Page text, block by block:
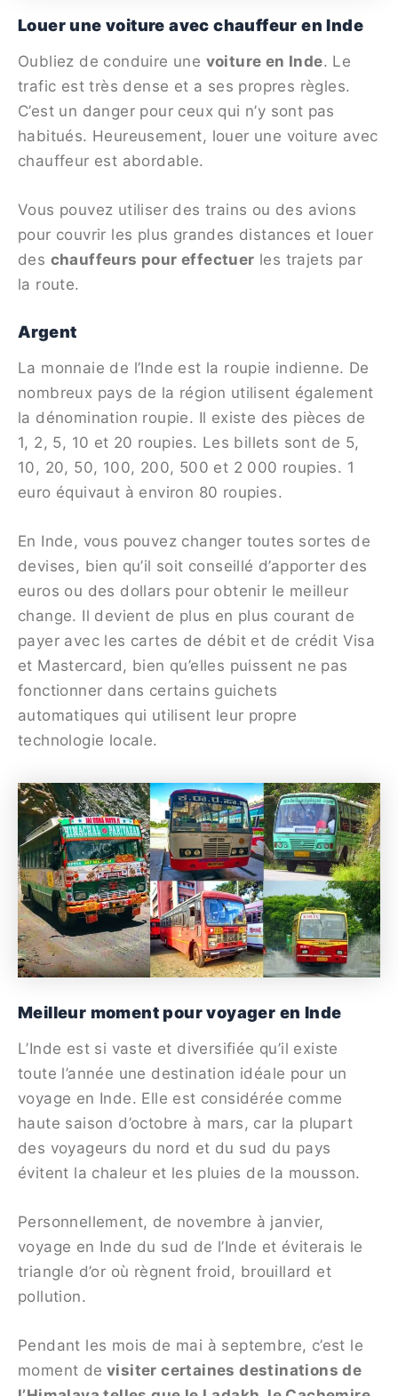
Louer une voiture avec chauffeur en Inde
Oubliez de conduire une voiture en Inde. Le
trafic est très dense et a ses propres règles.
C’est un danger pour ceux qui n’y sont pas
habitués. Heureusement, louer une voiture avec
chauffeur est abordable.
Vous pouvez utiliser des trains ou des avions
pour couvrir les plus grandes distances et louer
des chauffeurs pour effectuer les trajets par
la route.
Argent
La monnaie de l’Inde est la roupie indienne. De
nombreux pays de la région utilisent également
la dénomination roupie. Il existe des pièces de
1, 2, 5, 10 et 20 roupies. Les billets sont de 5,
10, 20, 50, 100, 200, 500 et 2 000 roupies. 1
euro équivaut à environ 80 roupies.
En Inde, vous pouvez changer toutes sortes de
devises, bien qu’il soit conseillé d’apporter des
euros ou des dollars pour obtenir le meilleur
change. Il devient de plus en plus courant de
payer avec les cartes de débit et de crédit Visa
et Mastercard, bien qu’elles puissent ne pas
fonctionner dans certains guichets
automatiques qui utilisent leur propre
technologie locale.
Meilleur moment pour voyager en Inde
L’Inde est si vaste et diversifiée qu’il existe
toute l’année une destination idéale pour un
voyage en Inde. Elle est considérée comme
haute saison d’octobre à mars, car la plupart
des voyageurs du nord et du sud du pays
évitent la chaleur et les pluies de la mousson.
Personnellement, de novembre à janvier,
voyage en Inde du sud de l’Inde et éviterais le
triangle d’or où règnent froid, brouillard et
pollution.
Pendant les mois de mai à septembre, c’est le
moment de visiter certaines destinations de